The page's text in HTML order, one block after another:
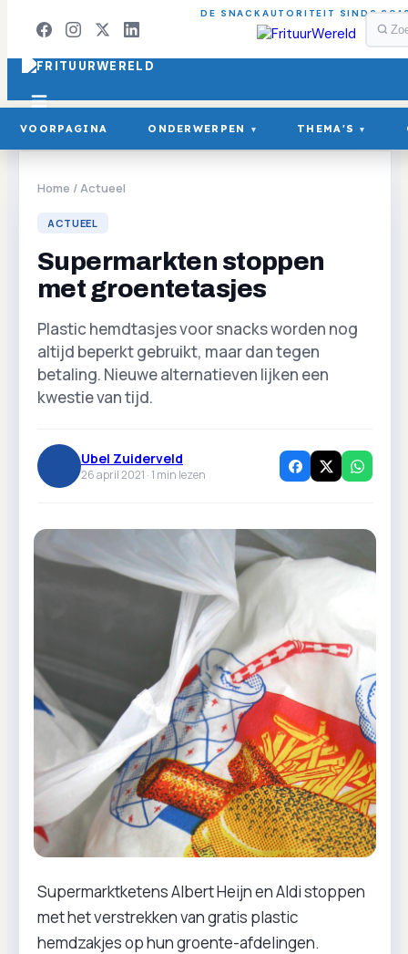
DE SNACKAUTORITEIT SINDS
VOORPAGINA ONDERWERPEN ▾ THEMA'S ▾
Home /Actueel
ACTUEEL
Supermarkten stoppen
met groentetasjes
Plastic hemdtasjes voor snacks worden nog
altijd beperkt gebruikt, maar dan tegen
betaling. Nieuwe alternatieven lijken een
kwestie van tijd.
Ubel Zuiderveld
26 april 2021 ·1 min lezen
Supermarktketens Albert Heijn en Aldi stoppen
met het verstrekken van gratis plastic
hemdzakjes op hun groente-afdelingen.